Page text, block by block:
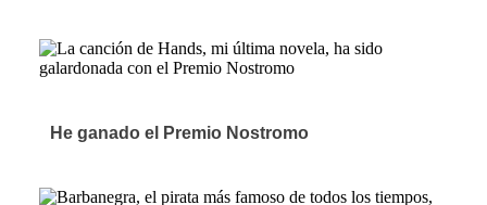
He ganado el Premio Nostromo